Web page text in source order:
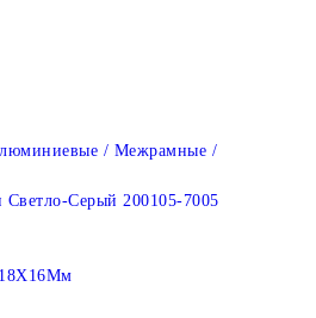
/ Межрамные /
Серый 200105-7005